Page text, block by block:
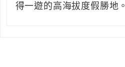
得一遊的高海拔度假勝地。